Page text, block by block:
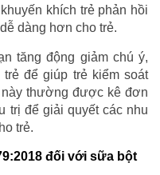
khích trẻ phản hồi
dàng hơn cho trẻ.
tăng động giảm chú ý,
để giúp trẻ kiểm soát
này thường được kê đơn
trị để giải quyết các nhu
trẻ.
đối với sữa bột